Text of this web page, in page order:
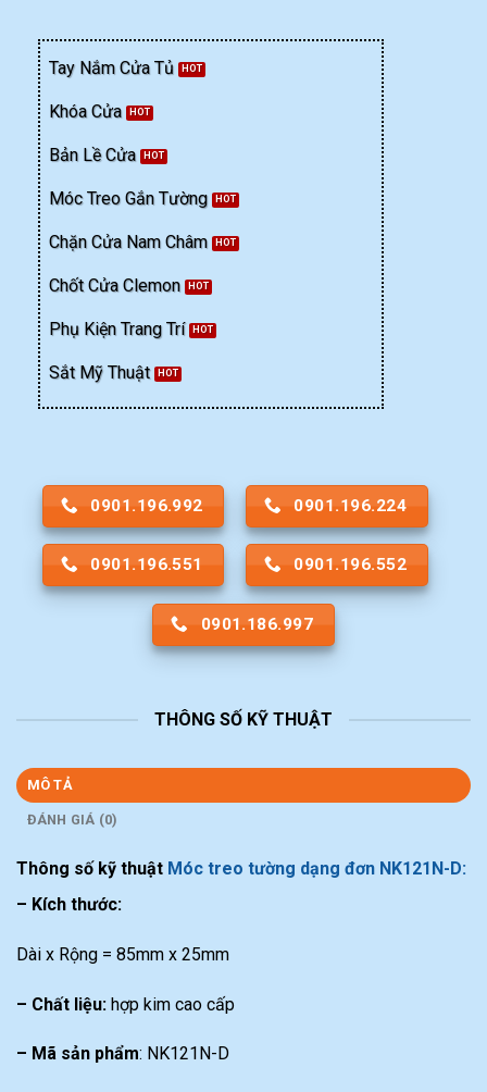
Tay Nắm Cửa Tủ
Khóa Cửa
Bản Lề Cửa
Móc Treo Gắn Tường
Chặn Cửa Nam Châm
Chốt Cửa Clemon
Phụ Kiện Trang Trí
Sắt Mỹ Thuật
0901.196.992 0901.196.224
0901.196.551 0901.196.552
0901.186.997
THÔNG SỐ KỸ THUẬT
MÔ TẢ
ĐÁNH GIÁ (0)
Thông số kỹ thuật Móc treo tường dạng đơn NK121N-D:
– Kích thước:
Dài x Rộng = 85mm x 25mm
– Chất liệu: hợp kim cao cấp
– Mã sản phẩm: NK121N-D